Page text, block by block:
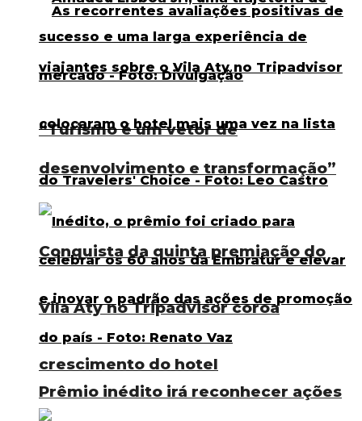
“Turismo é um vetor de
desenvolvimento e transformação”
Prêmio inédito irá reconhecer ações
Conquista da quinta premiação do
Vila Aty no Tripadvisor coroa
crescimento do hotel